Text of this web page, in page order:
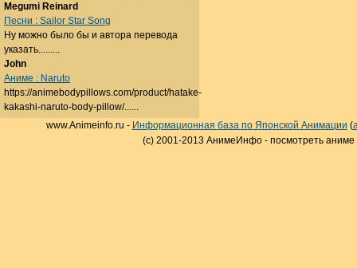
Megumi Reinard
Песни : Sailor Star Song
Ну можно было бы и автора перевода
указать.........
John
Аниме : Naruto
https://animebodypillows.com/product/hatake-
kakashi-naruto-body-pillow/......
www.Animeinfo.ru - Информационная база по Японской Анимации (
(c) 2001-2013 АнимеИнфо - посмотреть аниме